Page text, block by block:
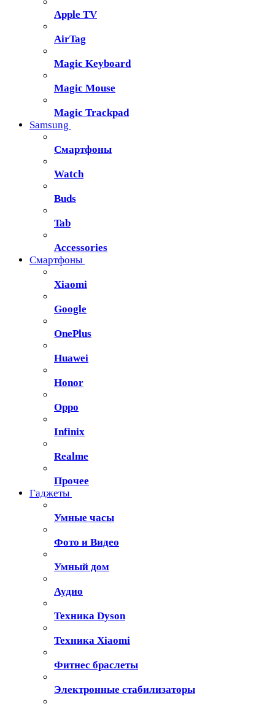
Apple TV
AirTag
Magic Keyboard
Magic Mouse
Magic Trackpad
Samsung
Смартфоны
Watch
Buds
Tab
Accessories
Смартфоны
Xiaomi
Google
OnePlus
Huawei
Honor
Oppo
Infinix
Realme
Прочее
Гаджеты
Умные часы
Фото и Видео
Умный дом
Аудио
Техника Dyson
Техника Xiaomi
Фитнес браслеты
Электронные стабилизаторы